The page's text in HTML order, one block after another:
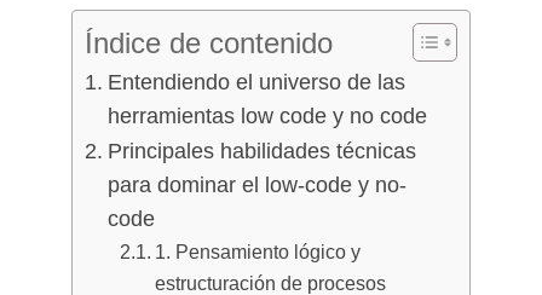
Índice de contenido
Entendiendo el universo de las
herramientas low code y no code
Principales habilidades técnicas
para dominar el low-code y no-
code
1. Pensamiento lógico y
estructuración de procesos